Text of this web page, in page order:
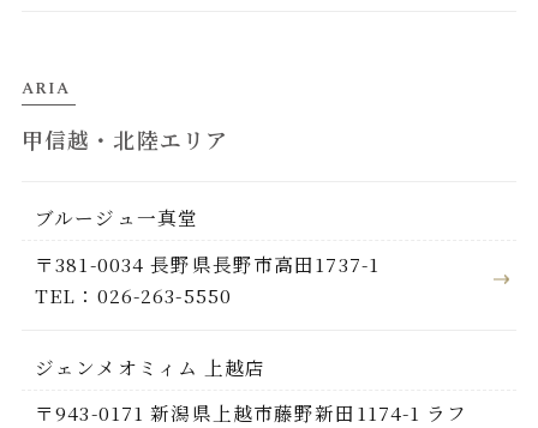
ARIA
甲信越・北陸エリア
ブルージュ一真堂
〒381-0034 長野県長野市高田1737-1
TEL：026-263-5550
ジェンメオミィム 上越店
〒943-0171 新潟県上越市藤野新田1174-1 ラフ